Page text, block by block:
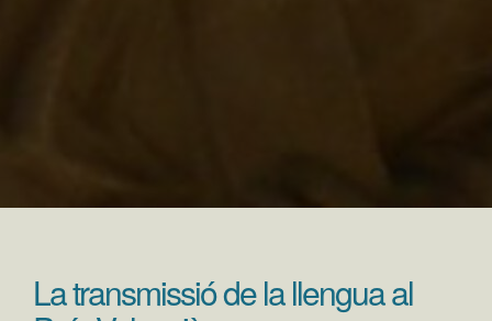
La transmissió de la llengua al